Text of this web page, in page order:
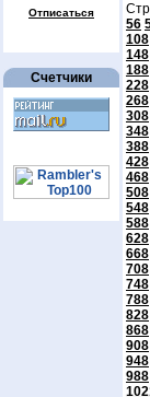
Отписаться
Счетчики
56
108
148
188
228
268
308
348
388
428
468
508
548
588
628
668
708
748
788
828
868
908
948
988